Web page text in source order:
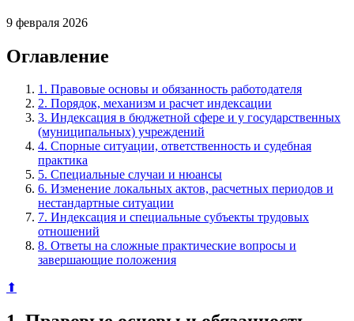
9 февраля 2026
Оглавление
1. Правовые основы и обязанность работодателя
2. Порядок, механизм и расчет индексации
3. Индексация в бюджетной сфере и у государственных
(муниципальных) учреждений
4. Спорные ситуации, ответственность и судебная
практика
5. Специальные случаи и нюансы
6. Изменение локальных актов, расчетных периодов и
нестандартные ситуации
7. Индексация и специальные субъекты трудовых
отношений
8. Ответы на сложные практические вопросы и
завершающие положения
⬆